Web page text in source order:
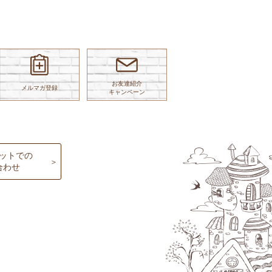
メルマガ登録
お友達紹介
キャンペーン
トでの
わせ